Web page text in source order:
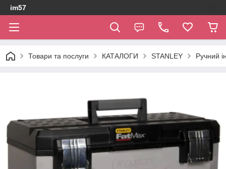
im57
Товари та послуги КАТАЛОГИ STANLEY Ручний